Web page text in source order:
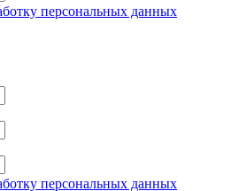
персональных данных
персональных данных